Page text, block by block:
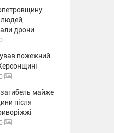
дрони
пожежний
майже
після